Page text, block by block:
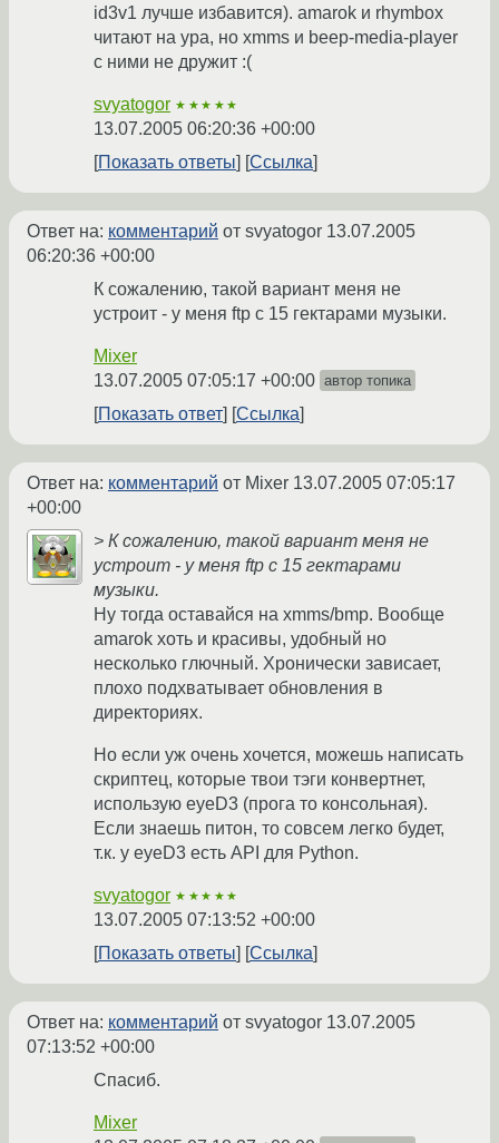
id3v1 лучше избавится). amarok и rhymbox
читают на ура, но xmms и beep-media-player
с ними не дружит :(
svyatogor ★★★★★
13.07.2005 06:20:36 +00:00
Показать ответы
Ссылка
Ответ на: комментарий от svyatogor 13.07.2005
06:20:36 +00:00
К сожалению, такой вариант меня не
устроит - у меня ftp с 15 гектарами музыки.
Mixer
13.07.2005 07:05:17 +00:00 автор топика
Показать ответ Ссылка
Ответ на: комментарий от Mixer 13.07.2005 07:05:17
+00:00
> К сожалению, такой вариант меня не
устроит - у меня ftp с 15 гектарами
музыки.
Ну тогда оставайся на xmms/bmp. Вообще
amarok хоть и красивы, удобный но
несколько глючный. Хронически зависает,
плохо подхватывает обновления в
директориях.
Но если уж очень хочется, можешь написать
скриптец, которые твои тэги конвертнет,
использую eyeD3 (прога то консольная).
Если знаешь питон, то совсем легко будет,
т.к. у eyeD3 есть API для Python.
svyatogor ★★★★★
13.07.2005 07:13:52 +00:00
Показать ответы
Ссылка
Ответ на: комментарий от svyatogor 13.07.2005
07:13:52 +00:00
Спасиб.
Mixer